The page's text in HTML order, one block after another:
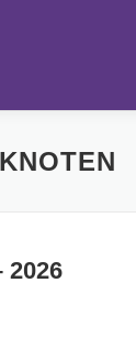
ARBEIT
2026